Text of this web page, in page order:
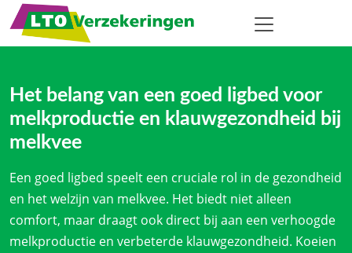
Het belang van een goed ligbed voor
melkproductie en klauwgezondheid bij
melkvee
Een goed ligbed speelt een cruciale rol in de gezondheid
en het welzijn van melkvee. Het biedt niet alleen
comfort, maar draagt ook direct bij aan een verhoogde
melkproductie en verbeterde klauwgezondheid. Koeien